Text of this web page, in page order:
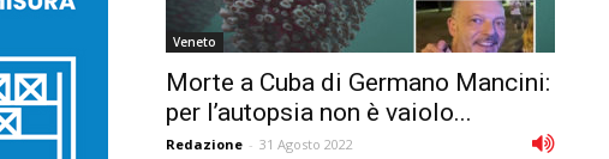
Veneto
Morte a Cuba di Germano Mancini:
per l’autopsia non è vaiolo...
Redazione - 31 Agosto 2022